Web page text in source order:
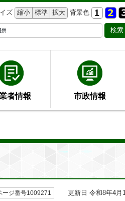
ズ 縮小 標準 拡大 背景色
者情報 市政情報
ージ番号1009271 更新日 令和8年4月